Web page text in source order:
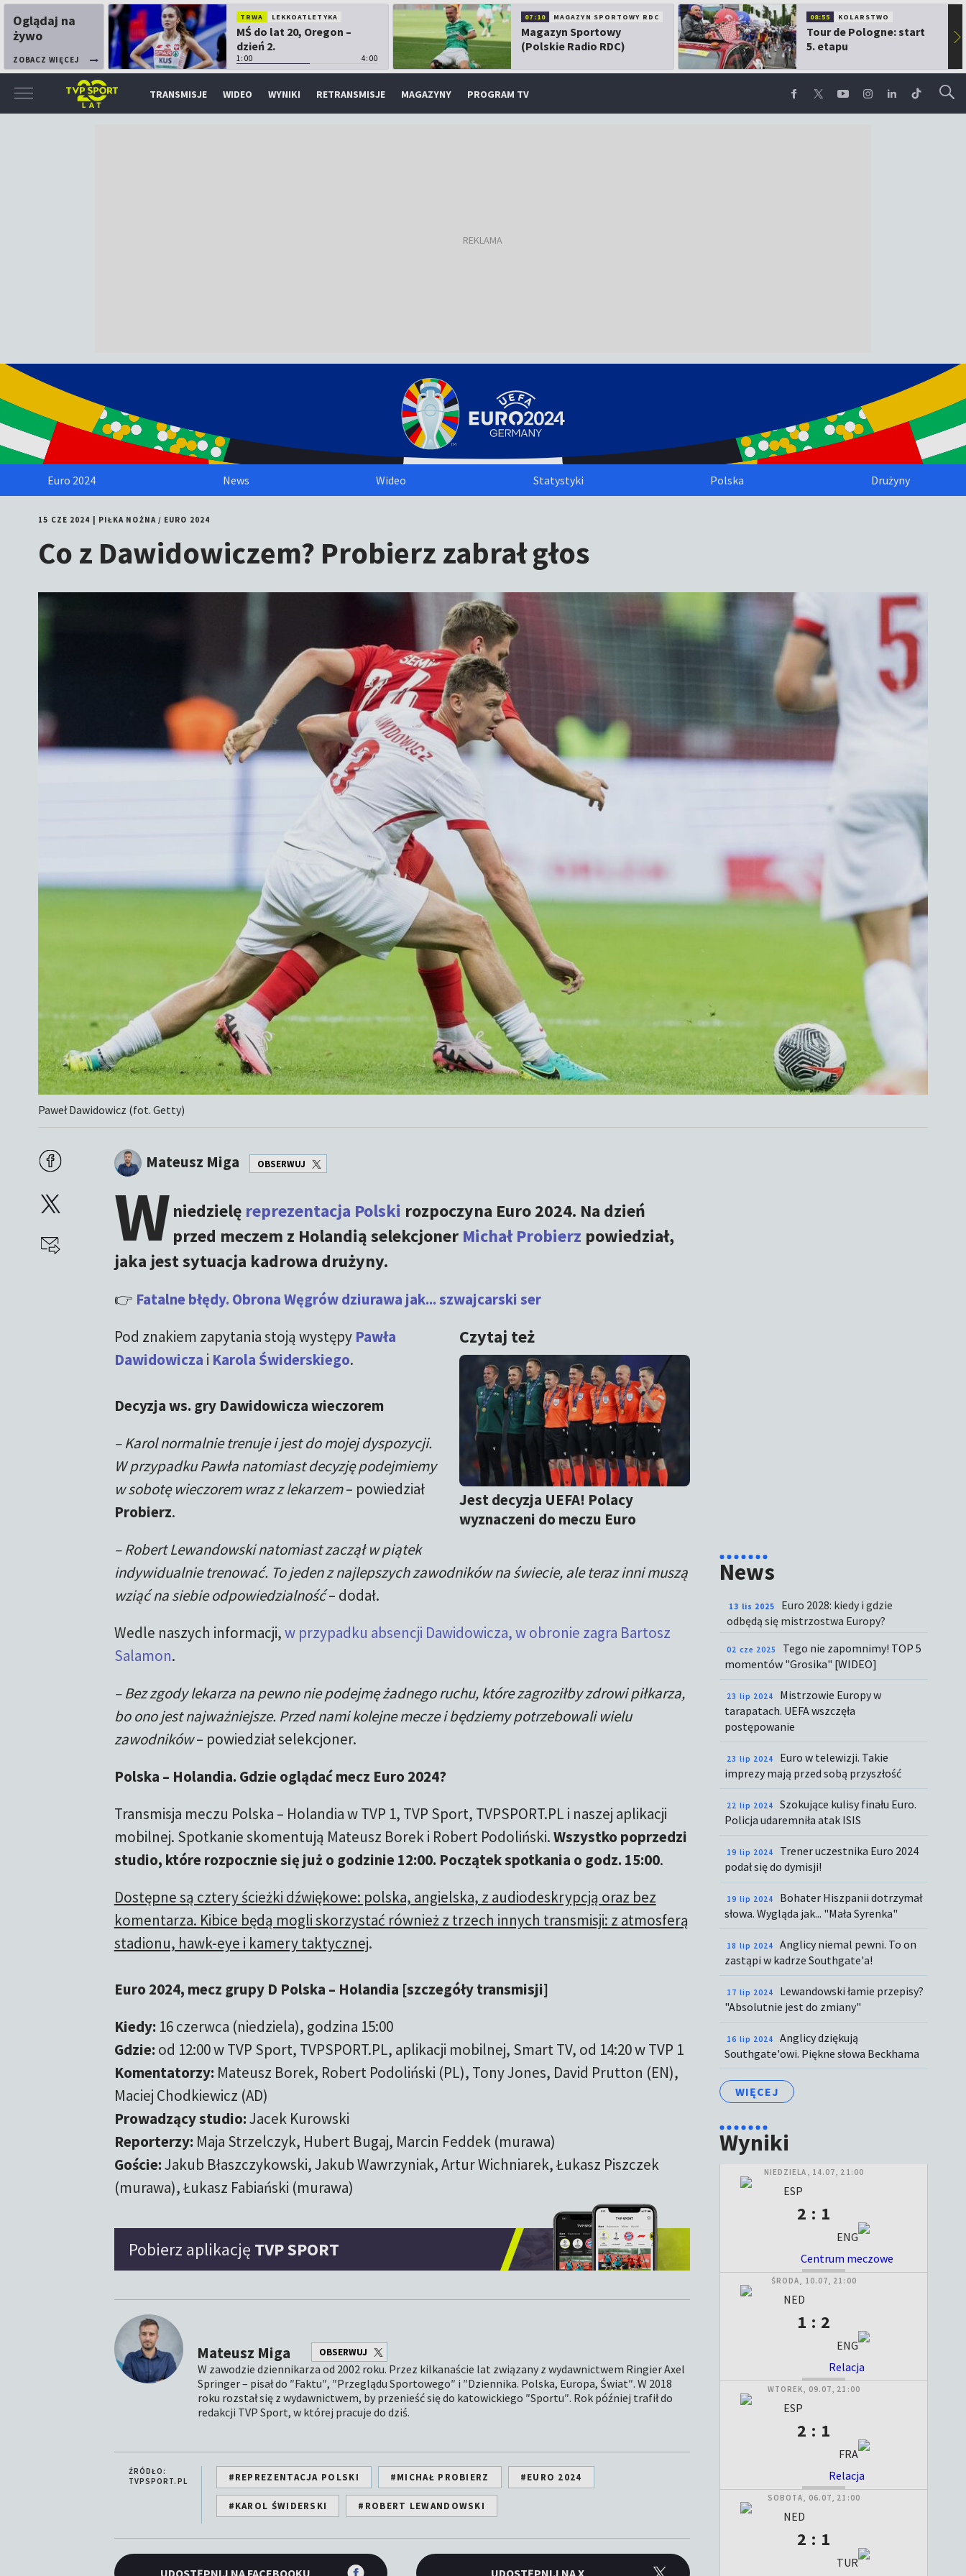
Oglądaj na
żywo
ZOBACZ WIĘCEJ
TRWA LEKKOATLETYKA
MŚ do lat 20, Oregon –
dzień 2.
1:00 4:00
07:10 MAGAZYN SPORTOWY RDC
Magazyn Sportowy
(Polskie Radio RDC)
08:55 KOLARSTWO
Tour de Pologne: start
5. etapu
▶
TRANSMISJE WIDEO WYNIKI RETRANSMISJE MAGAZYNY PROGRAM TV
Euro 2024 News Wideo Statystyki Polska Drużyny
15 CZE 2024 PIŁKA NOŻNA/ EURO 2024
Co z Dawidowiczem? Probierz zabrał głos
Paweł Dawidowicz (fot. Getty)
Mateusz Miga OBSERWUJ
Wniedzielę reprezentacja Polski rozpoczyna Euro 2024. Na dzień
przed meczem z Holandią selekcjoner Michał Probierz powiedział,
jaka jest sytuacja kadrowa drużyny.
👉 Fatalne błędy. Obrona Węgrów dziurawa jak... szwajcarski ser
Czytaj też
Jest decyzja UEFA! Polacy
wyznaczeni do meczu Euro
Pod znakiem zapytania stoją występy Pawła
Dawidowicza i Karola Świderskiego.
Decyzja ws. gry Dawidowicza wieczorem
– Karol normalnie trenuje i jest do mojej dyspozycji.
W przypadku Pawła natomiast decyzję podejmiemy
w sobotę wieczorem wraz z lekarzem– powiedział
Probierz.
– Robert Lewandowski natomiast zaczął w piątek
indywidualnie trenować. To jeden z najlepszych zawodników na świecie, ale teraz inni muszą
wziąć na siebie odpowiedzialność– dodał.
Wedle naszych informacji,w przypadku absencji Dawidowicza, w obronie zagra Bartosz
Salamon.
– Bez zgody lekarza na pewno nie podejmę żadnego ruchu, które zagroziłby zdrowi piłkarza,
bo ono jest najważniejsze. Przed nami kolejne mecze i będziemy potrzebowali wielu
zawodników– powiedział selekcjoner.
Polska – Holandia. Gdzie oglądać mecz Euro 2024?
Transmisja meczu Polska – Holandia w TVP 1, TVP Sport, TVPSPORT.PL i naszej aplikacji
mobilnej. Spotkanie skomentują Mateusz Borek i Robert Podoliński.Wszystko poprzedzi
studio, które rozpocznie się już o godzinie 12:00. Początek spotkania o godz. 15:00.
Dostępne są cztery ścieżki dźwiękowe: polska, angielska, z audiodeskrypcją oraz bez
komentarza. Kibice będą mogli skorzystać również z trzech innych transmisji: z atmosferą
stadionu, hawk-eye i kamery taktycznej.
Euro 2024, mecz grupy D Polska – Holandia [szczegóły transmisji]
Kiedy: 16 czerwca (niedziela), godzina 15:00
Gdzie: od 12:00 w TVP Sport, TVPSPORT.PL, aplikacji mobilnej, Smart TV, od 14:20 w TVP 1
Komentatorzy: Mateusz Borek, Robert Podoliński (PL), Tony Jones, David Prutton (EN),
Maciej Chodkiewicz (AD)
Prowadzący studio:Jacek Kurowski
Reporterzy: Maja Strzelczyk, Hubert Bugaj, Marcin Feddek (murawa)
Goście:Jakub Błaszczykowski, Jakub Wawrzyniak, Artur Wichniarek, Łukasz Piszczek
(murawa), Łukasz Fabiański (murawa)
Pobierz aplikację TVP SPORT
Mateusz Miga OBSERWUJ
W zawodzie dziennikarza od 2002 roku. Przez kilkanaście lat związany z wydawnictwem Ringier Axel
Springer – pisał do ″Faktu″, ″Przeglądu Sportowego″ i ″Dziennika. Polska, Europa, Świat″. W 2018
roku rozstał się z wydawnictwem, by przenieść się do katowickiego ″Sportu″. Rok później trafił do
redakcji TVP Sport, w której pracuje do dziś.
ŹRÓDŁO:
TVPSPORT.PL
#REPREZENTACJA POLSKI #MICHAŁ PROBIERZ #EURO 2024
#KAROL ŚWIDERSKI #ROBERT LEWANDOWSKI
News
13 lis 2025
Euro 2028: kiedy i gdzie
odbędą się mistrzostwa Europy?
02 cze 2025
Tego nie zapomnimy! TOP 5
momentów "Grosika" [WIDEO]
23 lip 2024
Mistrzowie Europy w
tarapatach. UEFA wszczęła
postępowanie
23 lip 2024
Euro w telewizji. Takie
imprezy mają przed sobą przyszłość
22 lip 2024
Szokujące kulisy finału Euro.
Policja udaremniła atak ISIS
19 lip 2024
Trener uczestnika Euro 2024
podał się do dymisji!
19 lip 2024
Bohater Hiszpanii dotrzymał
słowa. Wygląda jak... "Mała Syrenka"
18 lip 2024
Anglicy niemal pewni. To on
zastąpi w kadrze Southgate'a!
17 lip 2024
Lewandowski łamie przepisy?
"Absolutnie jest do zmiany"
16 lip 2024
Anglicy dziękują
Southgate'owi. Piękne słowa Beckhama
WIĘCEJ
Wyniki
NIEDZIELA, 14.07, 21:00
ESP
2 : 1
ENG
Centrum meczowe
ŚRODA, 10.07, 21:00
NED
1 : 2
ENG
Relacja
WTOREK, 09.07, 21:00
ESP
2 : 1
FRA
Relacja
SOBOTA, 06.07, 21:00
NED
2 : 1
TUR